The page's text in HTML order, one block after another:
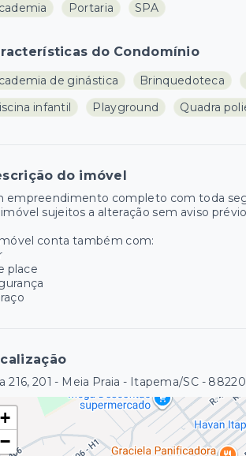
Portaria SPA
do Condomínio
de ginástica Brinquedoteca
infantil
Playground Quadra
do imóvel
empreendimento completo com toda
sujeitos a alteração sem aviso
conta também com:
place
216, 201 - Meia Praia - Itapema/SC -
+
−